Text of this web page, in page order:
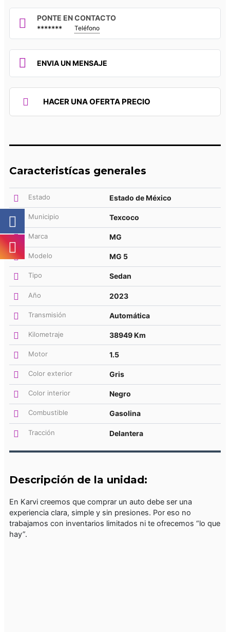
PONTE EN CONTACTO
******* Teléfono
ENVIA UN MENSAJE
HACER UNA OFERTA PRECIO
Caracteristícas generales
Estado Estado de México
Municipio Texcoco
Marca MG
Modelo MG 5
Tipo Sedan
Año 2023
Transmisión Automática
Kilometraje 38949 Km
Motor 1.5
Color exterior Gris
Color interior Negro
Combustible Gasolina
Tracción Delantera
Descripción de la unidad:
En Karvi creemos que comprar un auto debe ser una
experiencia clara, simple y sin presiones. Por eso no
trabajamos con inventarios limitados ni te ofrecemos “lo que
hay”.